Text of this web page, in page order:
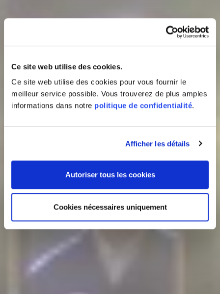
Ce site web utilise des cookies.
Ce site web utilise des cookies pour vous fournir le
meilleur service possible. Vous trouverez de plus amples
informations dans notre politique de confidentialité.
Afficher les détails
Autoriser tous les cookies
Cookies nécessaires uniquement